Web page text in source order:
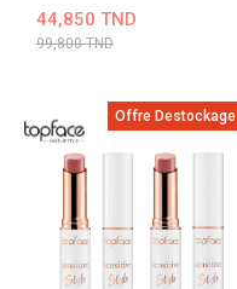
-50 %
44,850 TND
99,800 TND
Offre Destockage